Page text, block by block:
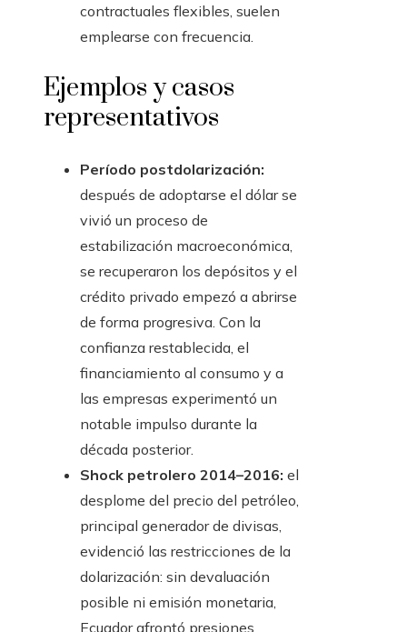
contractuales flexibles, suelen
emplearse con frecuencia.
Ejemplos y casos
representativos
Período postdolarización:
después de adoptarse el dólar se
vivió un proceso de
estabilización macroeconómica,
se recuperaron los depósitos y el
crédito privado empezó a abrirse
de forma progresiva. Con la
confianza restablecida, el
financiamiento al consumo y a
las empresas experimentó un
notable impulso durante la
década posterior.
Shock petrolero 2014–2016: el
desplome del precio del petróleo,
principal generador de divisas,
evidenció las restricciones de la
dolarización: sin devaluación
posible ni emisión monetaria,
Ecuador afrontó presiones